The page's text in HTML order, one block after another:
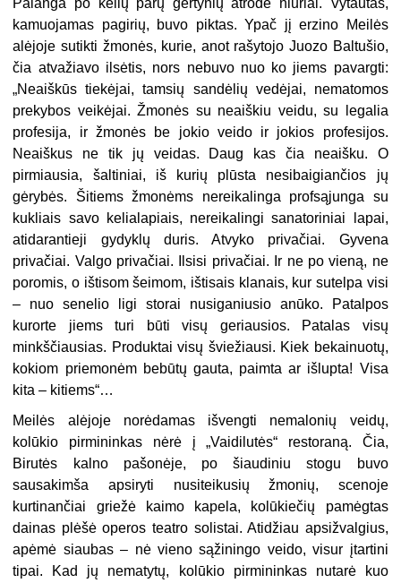
kamuojamas pagirių, buvo piktas. Ypač jį erzino Meilės
alėjoje sutikti žmonės, kurie, anot rašytojo Juozo Baltušio,
čia atvažiavo ilsėtis, nors nebuvo nuo ko jiems pavargti:
„Neaiškūs tiekėjai, tamsių sandėlių vedėjai, nematomos
prekybos veikėjai. Žmonės su neaiškiu veidu, su legalia
profesija, ir žmonės be jokio veido ir jokios profesijos.
Neaiškus ne tik jų veidas. Daug kas čia neaišku. O
pirmiausia, šaltiniai, iš kurių plūsta nesibaigiančios jų
gėrybės. Šitiems žmonėms nereikalinga profsąjunga su
kukliais savo kelialapiais, nereikalingi sanatoriniai lapai,
atidarantieji gydyklų duris. Atvyko privačiai. Gyvena
privačiai. Valgo privačiai. Ilsisi privačiai. Ir ne po vieną, ne
poromis, o ištisom šeimom, ištisais klanais, kur sutelpa visi
– nuo senelio ligi storai nusiganiusio anūko. Patalpos
kurorte jiems turi būti visų geriausios. Patalas visų
minkščiausias. Produktai visų šviežiausi. Kiek bekainuotų,
kokiom priemonėm bebūtų gauta, paimta ar išlupta! Visa
kita – kitiems“…
Meilės alėjoje norėdamas išvengti nemalonių veidų,
kolūkio pirmininkas nėrė į „Vaidilutės“ restoraną. Čia,
Birutės kalno pašonėje, po šiaudiniu stogu buvo
sausakimša apsiryti nusiteikusių žmonių, scenoje
kurtinančiai griežė kaimo kapela, kolūkiečių pamėgtas
dainas plėšė operos teatro solistai. Atidžiau apsižvalgius,
apėmė siaubas – nė vieno sąžiningo veido, visur įtartini
tipai. Kad jų nematytų, kolūkio pirmininkas nutarė kuo